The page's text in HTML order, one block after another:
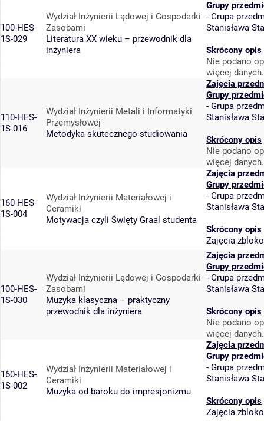
100-HES-
1S-029
Wydział Inżynierii Lądowej i Gospodarki
Zasobami
Literatura XX wieku – przewodnik dla
inżyniera
Grupy
- Grupa
Stanisława
Skrócony opis
Nie podano
więcej danych.
110-HES-
1S-016
Wydział Inżynierii Metali i Informatyki
Przemysłowej
Metodyka skutecznego studiowania
Zajęcia
Grupy
- Grupa
Stanisława
Skrócony opis
Nie podano
więcej danych.
160-HES-
1S-004
Wydział Inżynierii Materiałowej i
Ceramiki
Motywacja czyli Święty Graal studenta
Zajęcia
Grupy
- Grupa
Stanisława
Skrócony opis
Zajęcia
100-HES-
1S-030
Wydział Inżynierii Lądowej i Gospodarki
Zasobami
Muzyka klasyczna – praktyczny
przewodnik dla inżyniera
Zajęcia
Grupy
- Grupa
Stanisława
Skrócony opis
Nie podano
więcej danych.
160-HES-
1S-002
Wydział Inżynierii Materiałowej i
Ceramiki
Muzyka od baroku do impresjonizmu
Zajęcia
Grupy
- Grupa
Stanisława
Skrócony opis
Zajęcia